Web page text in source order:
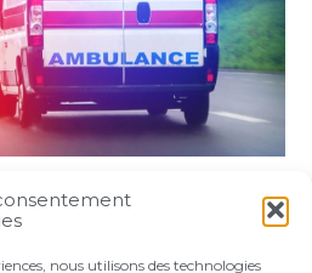
nous utilisons des technologies